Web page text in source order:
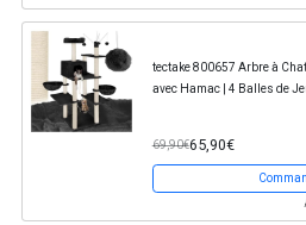
tectake 800657 Arbre à
avec Hamac | 4 Balles de
69,90€65,90€